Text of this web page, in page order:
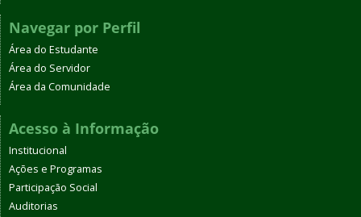
Navegar por Perfil
Área do Estudante
Área do Servidor
Área da Comunidade
Acesso à Informação
Institucional
Ações e Programas
Participação Social
Auditorias